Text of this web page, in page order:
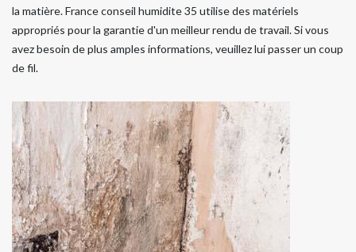
la matière. France conseil humidite 35 utilise des matériels
appropriés pour la garantie d'un meilleur rendu de travail. Si vous
avez besoin de plus amples informations, veuillez lui passer un coup
de fil.